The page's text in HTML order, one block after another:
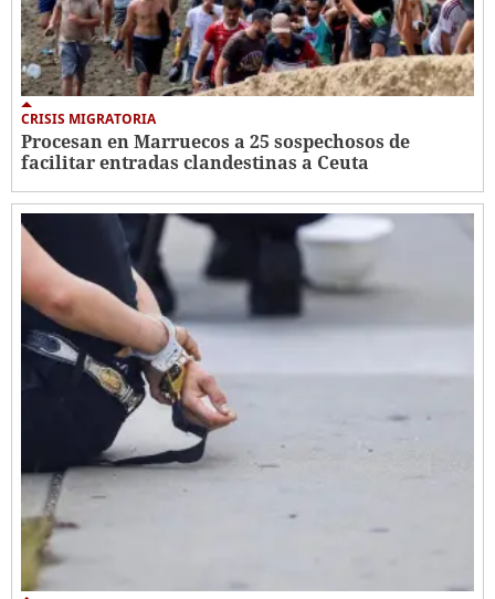
CRISIS MIGRATORIA
Procesan en Marruecos a 25 sospechosos de
facilitar entradas clandestinas a Ceuta